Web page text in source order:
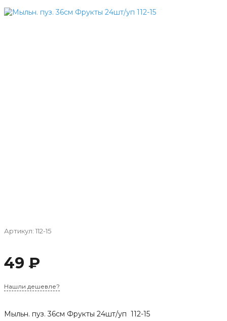
Артикул: 112-15
49 ₽
Нашли дешевле?
Мыльн. пуз. 36см Фрукты 24шт/уп 112-15